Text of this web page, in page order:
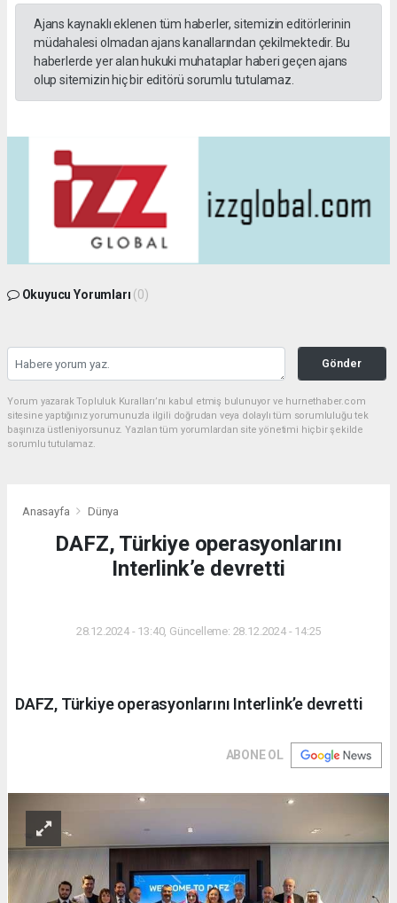
Ajans kaynaklı eklenen tüm haberler, sitemizin editörlerinin
müdahalesi olmadan ajans kanallarından çekilmektedir. Bu
haberlerde yer alan hukuki muhataplar haberi geçen ajans
olup sitemizin hiç bir editörü sorumlu tutulamaz.
Okuyucu Yorumları (0)
Gönder
Yorum yazarak Topluluk Kuralları’nı kabul etmiş bulunuyor ve hurnethaber.com
sitesine yaptığınız yorumunuzla ilgili doğrudan veya dolaylı tüm sorumluluğu tek
başınıza üstleniyorsunuz. Yazılan tüm yorumlardan site yönetimi hiçbir şekilde
sorumlu tutulamaz.
Anasayfa Dünya
DAFZ, Türkiye operasyonlarını
Interlink’e devretti
28.12.2024 - 13:40, Güncelleme: 28.12.2024 - 14:25
DAFZ, Türkiye operasyonlarını Interlink’e devretti
ABONE OL